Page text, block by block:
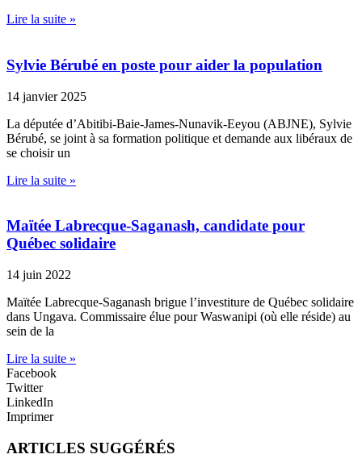
Lire la suite »
Sylvie Bérubé en poste pour aider la population
14 janvier 2025
La députée d’Abitibi-Baie-James-Nunavik-Eeyou (ABJNE), Sylvie
Bérubé, se joint à sa formation politique et demande aux libéraux de
se choisir un
Lire la suite »
Maïtée Labrecque-Saganash, candidate pour
Québec solidaire
14 juin 2022
Maïtée Labrecque-Saganash brigue l’investiture de Québec solidaire
dans Ungava. Commissaire élue pour Waswanipi (où elle réside) au
sein de la
Lire la suite »
Facebook
Twitter
LinkedIn
Imprimer
ARTICLES SUGGÉRÉS